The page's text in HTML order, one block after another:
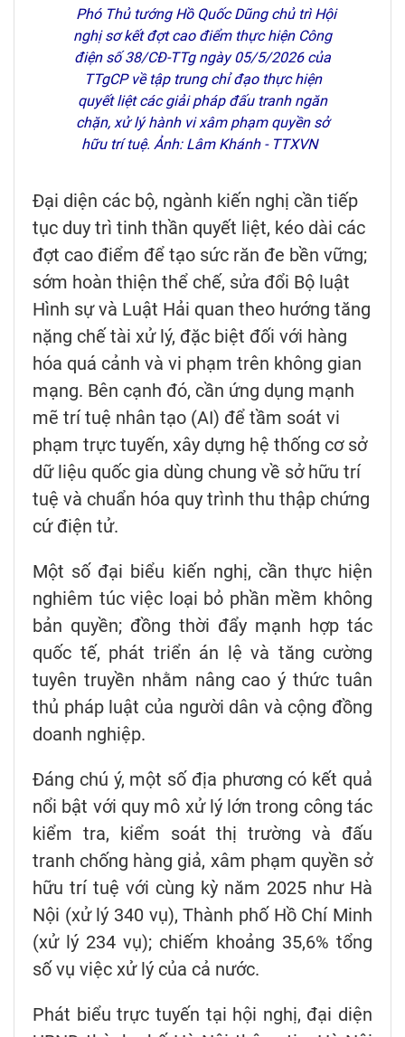
Phó Thủ tướng Hồ Quốc Dũng chủ trì Hội
nghị sơ kết đợt cao điểm thực hiện Công
điện số 38/CĐ-TTg ngày 05/5/2026 của
TTgCP về tập trung chỉ đạo thực hiện
quyết liệt các giải pháp đấu tranh ngăn
chặn, xử lý hành vi xâm phạm quyền sở
hữu trí tuệ. Ảnh: Lâm Khánh - TTXVN
Đại diện các bộ, ngành kiến nghị cần tiếp
tục duy trì tinh thần quyết liệt, kéo dài các
đợt cao điểm để tạo sức răn đe bền vững;
sớm hoàn thiện thể chế, sửa đổi Bộ luật
Hình sự và Luật Hải quan theo hướng tăng
nặng chế tài xử lý, đặc biệt đối với hàng
hóa quá cảnh và vi phạm trên không gian
mạng. Bên cạnh đó, cần ứng dụng mạnh
mẽ trí tuệ nhân tạo (AI) để tầm soát vi
phạm trực tuyến, xây dựng hệ thống cơ sở
dữ liệu quốc gia dùng chung về sở hữu trí
tuệ và chuẩn hóa quy trình thu thập chứng
cứ điện tử.
Một số đại biểu kiến nghị, cần thực hiện
nghiêm túc việc loại bỏ phần mềm không
bản quyền; đồng thời đẩy mạnh hợp tác
quốc tế, phát triển án lệ và tăng cường
tuyên truyền nhằm nâng cao ý thức tuân
thủ pháp luật của người dân và cộng đồng
doanh nghiệp.
Đáng chú ý, một số địa phương có kết quả
nổi bật với quy mô xử lý lớn trong công tác
kiểm tra, kiểm soát thị trường và đấu
tranh chống hàng giả, xâm phạm quyền sở
hữu trí tuệ với cùng kỳ năm 2025 như Hà
Nội (xử lý 340 vụ), Thành phố Hồ Chí Minh
(xử lý 234 vụ); chiếm khoảng 35,6% tổng
số vụ việc xử lý của cả nước.
Phát biểu trực tuyến tại hội nghị, đại diện